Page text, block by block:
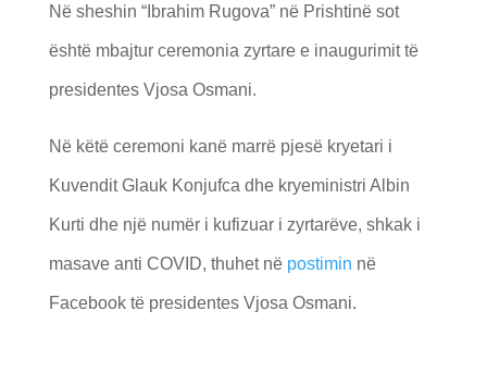
Në sheshin “Ibrahim Rugova” në Prishtinë sot
është mbajtur ceremonia zyrtare e inaugurimit të
presidentes Vjosa Osmani.
Në këtë ceremoni kanë marrë pjesë kryetari i
Kuvendit Glauk Konjufca dhe kryeministri Albin
Kurti dhe një numër i kufizuar i zyrtarëve, shkak i
masave anti COVID, thuhet në postimin në
Facebook të presidentes Vjosa Osmani.